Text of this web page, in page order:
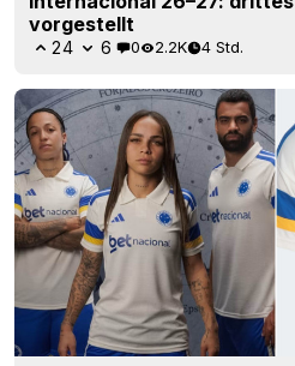
vorgestellt
24 6 0 2.2K 4 Std.